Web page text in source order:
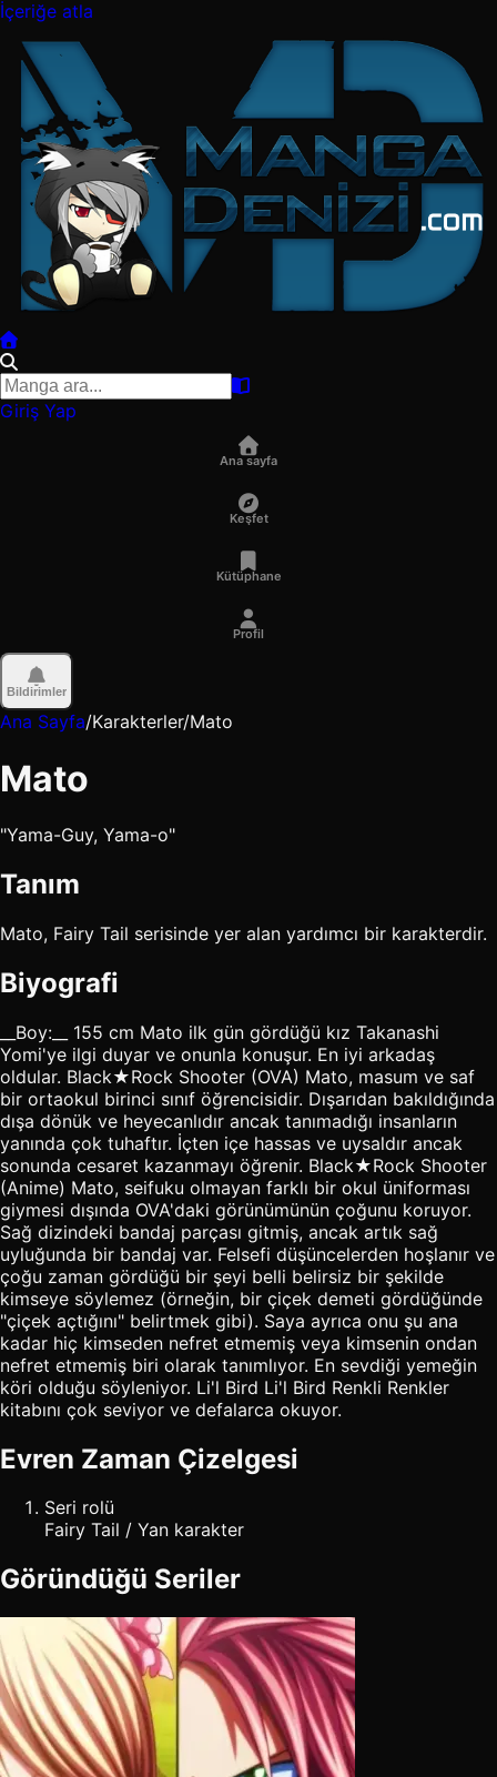
İçeriğe atla
Giriş Yap
Ana sayfa
Keşfet
Kütüphane
Profil
Bildirimler
Ana Sayfa/Karakterler/Mato
Mato
"Yama-Guy, Yama-o"
Tanım
Mato, Fairy Tail serisinde yer alan yardımcı bir karakterdir.
Biyografi
__Boy:__ 155 cm Mato ilk gün gördüğü kız Takanashi
Yomi'ye ilgi duyar ve onunla konuşur. En iyi arkadaş
oldular. Black★Rock Shooter (OVA) Mato, masum ve saf
bir ortaokul birinci sınıf öğrencisidir. Dışarıdan bakıldığında
dışa dönük ve heyecanlıdır ancak tanımadığı insanların
yanında çok tuhaftır. İçten içe hassas ve uysaldır ancak
sonunda cesaret kazanmayı öğrenir. Black★Rock Shooter
(Anime) Mato, seifuku olmayan farklı bir okul üniforması
giymesi dışında OVA'daki görünümünün çoğunu koruyor.
Sağ dizindeki bandaj parçası gitmiş, ancak artık sağ
uyluğunda bir bandaj var. Felsefi düşüncelerden hoşlanır ve
çoğu zaman gördüğü bir şeyi belli belirsiz bir şekilde
kimseye söylemez (örneğin, bir çiçek demeti gördüğünde
"çiçek açtığını" belirtmek gibi). Saya ayrıca onu şu ana
kadar hiç kimseden nefret etmemiş veya kimsenin ondan
nefret etmemiş biri olarak tanımlıyor. En sevdiği yemeğin
köri olduğu söyleniyor. Li'l Bird Li'l Bird Renkli Renkler
kitabını çok seviyor ve defalarca okuyor.
Evren Zaman Çizelgesi
Seri rolü
Fairy Tail / Yan karakter
Göründüğü Seriler